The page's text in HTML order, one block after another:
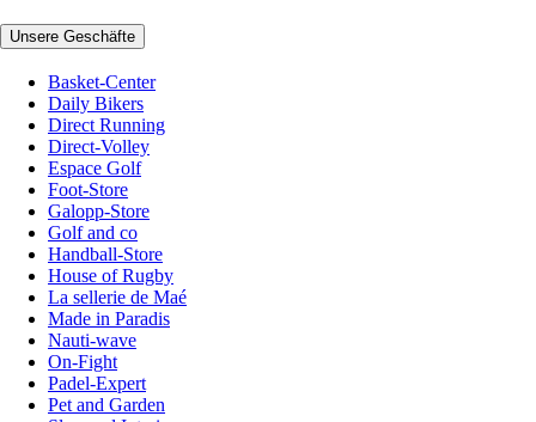
Unsere Geschäfte
Basket-Center
Daily Bikers
Direct Running
Direct-Volley
Espace Golf
Foot-Store
Galopp-Store
Golf and co
Handball-Store
House of Rugby
La sellerie de Maé
Made in Paradis
Nauti-wave
On-Fight
Padel-Expert
Pet and Garden